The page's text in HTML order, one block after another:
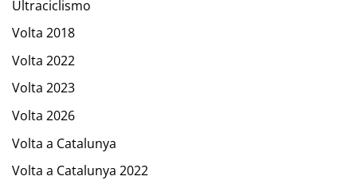
Ultraciclismo
Volta 2018
Volta 2022
Volta 2023
Volta 2026
Volta a Catalunya
Volta a Catalunya 2022